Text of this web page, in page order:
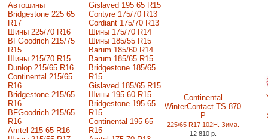
Автошины
Bridgestone 225 65
R17
Шины 225/70 R16
BFGoodrich 215/75
R15
Шины 215/70 R15
Dunlop 215/65 R16
Continental 215/65
R16
Bridgestone 215/65
R16
BFGoodrich 215/65
R16
Amtel 215 65 R16
Gislaved 195 65 R15
Contyre 175/70 R13
Cordiant 175/70 R13
Шины 175/70 R14
Шины 185/55 R15
Barum 185/60 R14
Barum 185/65 R15
Bridgestone 185/65
R15
Gislaved 185/65 R15
Шины 195 60 R15
Bridgestone 195 65
R15
Continental 195 65
R15
Continental
WinterContact TS 870
P
225/65 R17 102H. Зима.
12 810 р.